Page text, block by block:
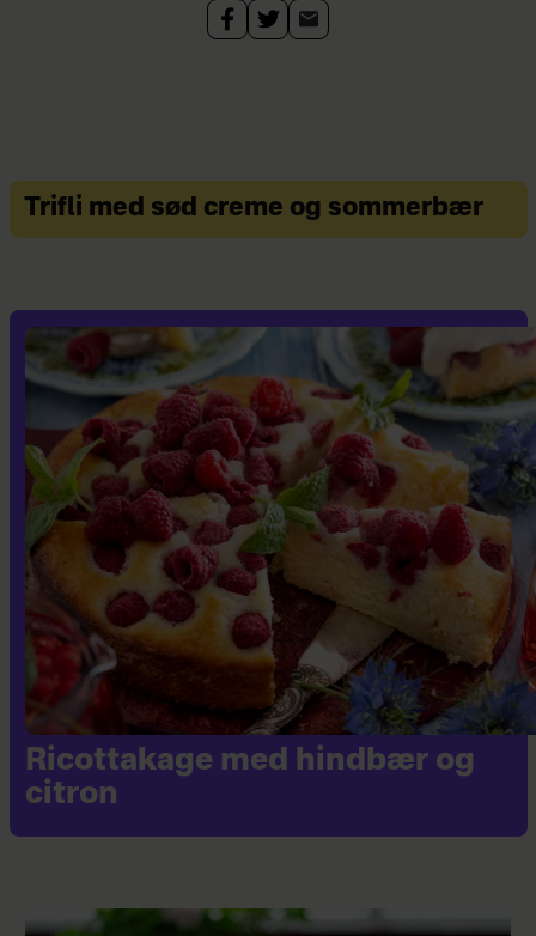
Trifli med sød creme og sommerbær
Ricottakage med hindbær og
citron